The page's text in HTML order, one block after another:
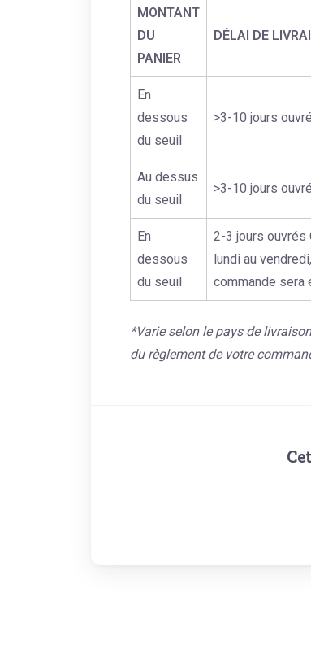
MONTANT
DU
PANIER
DÉLAI DE
En
dessous
du seuil
>3-10 jours
Au dessus
du seuil
>3-10 jours
En
dessous
du seuil
2-3 jours ouvrés
lundi au
commande sera
*Varie selon le pays de
du règlement de votre